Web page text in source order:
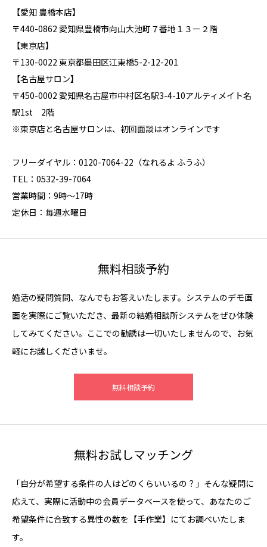
【愛知 豊橋本店】
〒440-0862 愛知県豊橋市向山大池町７番地１３ー２階
【東京店】
〒130-0022 東京都墨田区江東橋5-2-12-201
【名古屋サロン】
〒450-0002 愛知県名古屋市中村区名駅3-4-10アルティメイト名
駅1st 2階
※東京店と名古屋サロンは、初回面談はオンラインです
フリーダイヤル：0120-7064-22（なれるよ ふうふ）
TEL：0532-39-7064
営業時間：9時～17時
定休日：毎週水曜日
無料相談予約
婚活の疑問質問、なんでもお答えいたします。システムのデモ画
面を実際にご覧いただき、最新の結婚相談所システムをぜひ体験
してみてください。ここでの勧誘は一切いたしませんので、お気
軽にお越しくださいませ。
無料相談予約
無料お試しマッチング
「自分が希望する条件の人はどのくらいいるの？」そんな疑問に
応えて、実際に活動中の会員データベースを使って、あなたのご
希望条件に合致する異性の数を【手作業】にてお調べいたしま
す。